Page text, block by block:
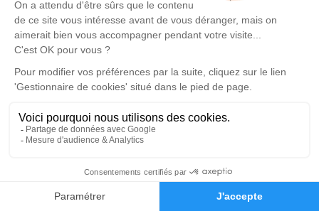
Faire-part Hommages
GENTY.
Un service de plantation d’arbre hommage est
disponible ici
Cérémonie religieuse
Église Saint Henri d'Hénin-Beaumont
62110 Hénin-Beaumont